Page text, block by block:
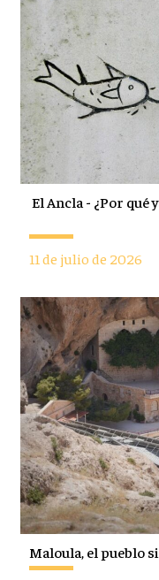
El Ancla - ¿Por qué
11 de julio de 2026
Maloula, el pueblo